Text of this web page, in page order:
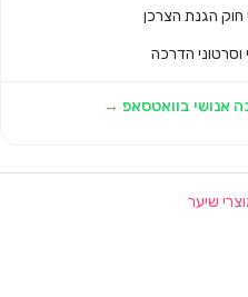
וסרטוני הדרכה
אנושי בוואטסאפ →
שיער